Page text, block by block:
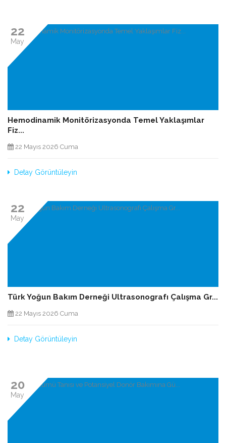
22
May
Hemodinamik Monitörizasyonda Temel Yaklaşımlar
Fiz...
22 Mayıs 2026 Cuma
Detay Görüntüleyin
22
May
Türk Yoğun Bakım Derneği Ultrasonografı Çalışma Gr...
22 Mayıs 2026 Cuma
Detay Görüntüleyin
20
May